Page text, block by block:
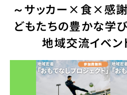
利用料金PRICE
レンタル用品
スクールSCHOOL
～サッカー×食×感
どもたちの豊かな学
地域交流イベン